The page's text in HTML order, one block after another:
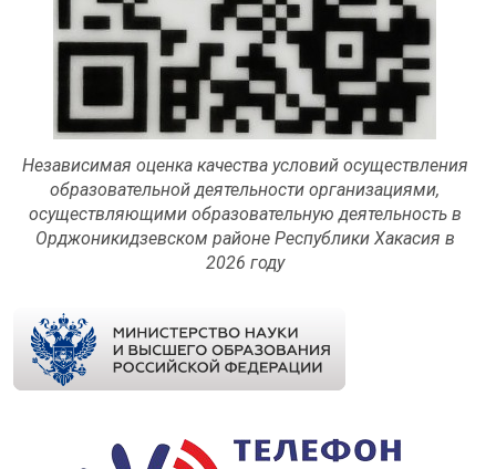
Независимая оценка качества условий осуществления
образовательной деятельности организациями,
осуществляющими образовательную деятельность в
Орджоникидзевском районе Республики Хакасия в
2026 году